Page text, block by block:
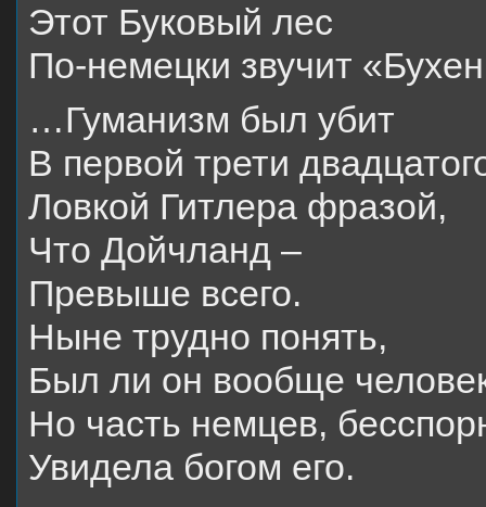
Этот Буковый лес
По-немецки звучит
…Гуманизм был убит
В первой трети
Ловкой Гитлера фразой,
Что Дойчланд –
Превыше всего.
Ныне трудно понять,
Был ли он вообще
Но часть немцев,
Увидела богом его.